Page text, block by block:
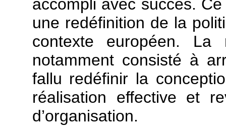
accompli avec succès.
une redéfinition de la
contexte européen.
notamment consisté à
fallu redéfinir la
réalisation effective et
d’organisation.